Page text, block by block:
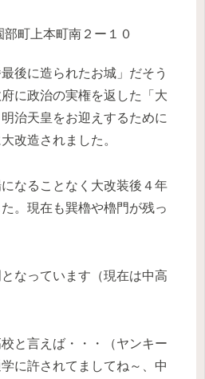
町上本町南２ー１０
後に造られたお城」だそう
に政治の実権を返した「大
治天皇をお迎えするために
改造されました。
なることなく大改装後４年
。現在も巽櫓や櫓門が残っ
なっています（現在は中高
と言えば・・・（ヤンキー
に許されてましてね～、中